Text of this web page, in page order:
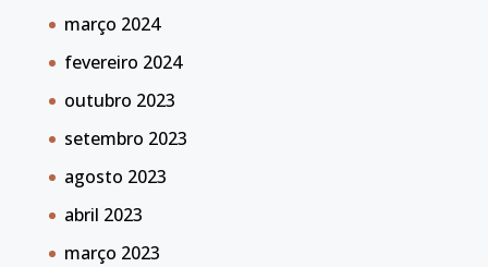
março 2024
fevereiro 2024
outubro 2023
setembro 2023
agosto 2023
abril 2023
março 2023